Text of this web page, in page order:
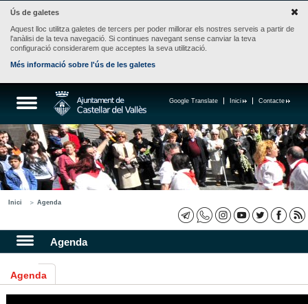
Ús de galetes
Aquest lloc utilitza galetes de tercers per poder millorar els nostres serveis a partir de
l'anàlisi de la teva navegació. Si continues navegant sense canviar la teva
configuració considerarem que acceptes la seva utilització.
Més informació sobre l'ús de les galetes
Contacte
Inici
Google Translate
Inici Agenda
Agenda
Agenda